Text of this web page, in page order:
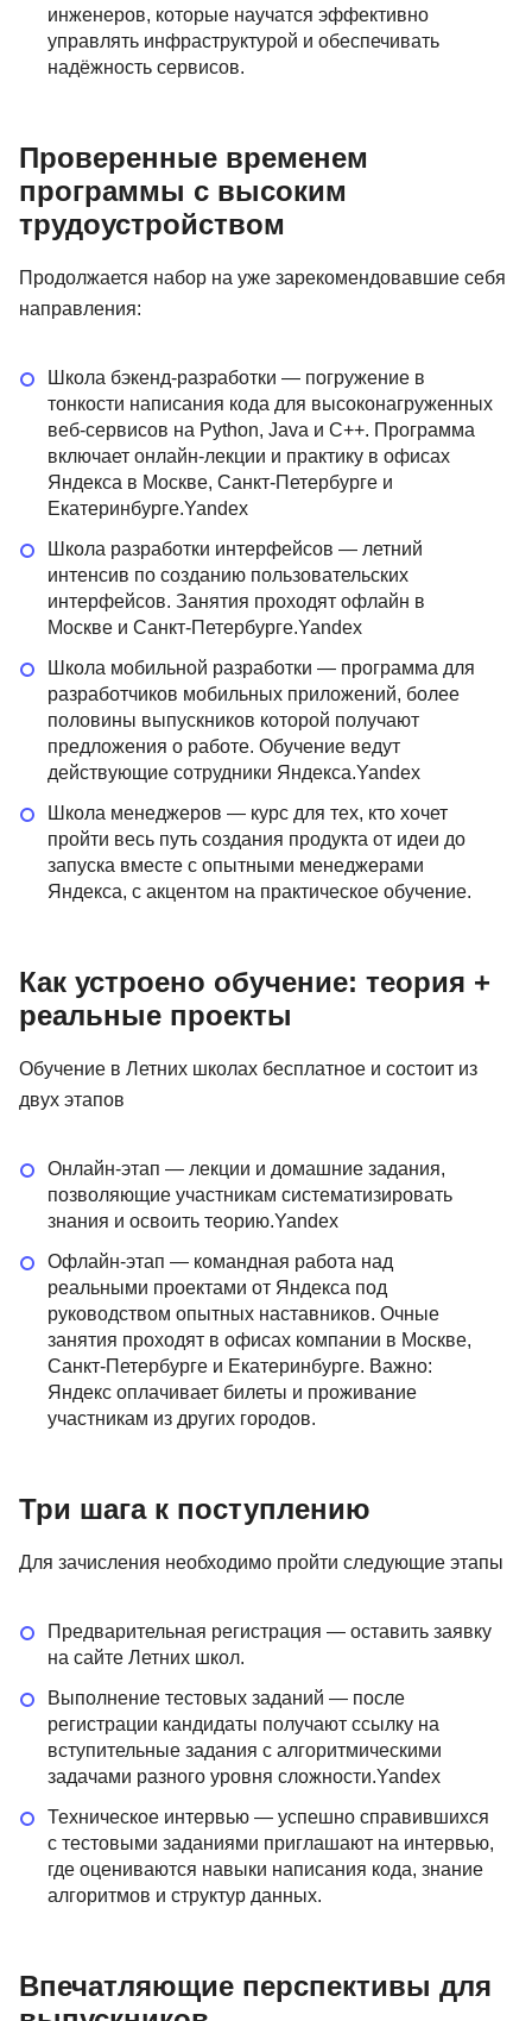
инженеров, которые научатся эффективно
управлять инфраструктурой и обеспечивать
надёжность сервисов.
Проверенные временем
программы с высоким
трудоустройством
Продолжается набор на уже зарекомендовавшие себя
направления:
Школа бэкенд-разработки — погружение в
тонкости написания кода для высоконагруженных
веб-сервисов на Python, Java и C++. Программа
включает онлайн-лекции и практику в офисах
Яндекса в Москве, Санкт-Петербурге и
Екатеринбурге.Yandex
Школа разработки интерфейсов — летний
интенсив по созданию пользовательских
интерфейсов. Занятия проходят офлайн в
Москве и Санкт-Петербурге.Yandex
Школа мобильной разработки — программа для
разработчиков мобильных приложений, более
половины выпускников которой получают
предложения о работе. Обучение ведут
действующие сотрудники Яндекса.Yandex
Школа менеджеров — курс для тех, кто хочет
пройти весь путь создания продукта от идеи до
запуска вместе с опытными менеджерами
Яндекса, с акцентом на практическое обучение.
Как устроено обучение: теория +
реальные проекты
Обучение в Летних школах бесплатное и состоит из
двух этапов
Онлайн-этап — лекции и домашние задания,
позволяющие участникам систематизировать
знания и освоить теорию.Yandex
Офлайн-этап — командная работа над
реальными проектами от Яндекса под
руководством опытных наставников. Очные
занятия проходят в офисах компании в Москве,
Санкт-Петербурге и Екатеринбурге. Важно:
Яндекс оплачивает билеты и проживание
участникам из других городов.
Три шага к поступлению
Для зачисления необходимо пройти следующие этапы
Предварительная регистрация — оставить заявку
на сайте Летних школ.
Выполнение тестовых заданий — после
регистрации кандидаты получают ссылку на
вступительные задания с алгоритмическими
задачами разного уровня сложности.Yandex
Техническое интервью — успешно справившихся
с тестовыми заданиями приглашают на интервью,
где оцениваются навыки написания кода, знание
алгоритмов и структур данных.
Впечатляющие перспективы для